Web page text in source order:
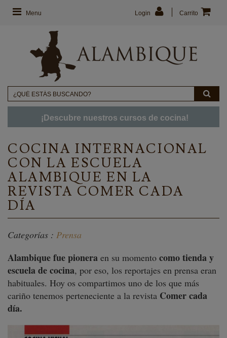
Menu Carrito
Login
¡Descubre nuestros cursos de cocina!
COCINA INTERNACIONAL
CON LA ESCUELA
ALAMBIQUE EN LA
REVISTA COMER CADA
DÍA
Categorías : Prensa
Alambique fue pionera en su momento como tienda y
escuela de cocina, por eso, los reportajes en prensa eran
habituales. Hoy os compartimos uno de los que más
cariño tenemos perteneciente a la revista Comer cada
día.